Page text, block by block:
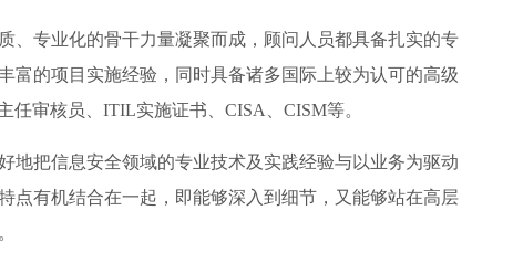
、专业化的骨干力量凝聚而成，顾问人员都具备扎实的专
富的项目实施经验，同时具备诸多国际上较为认可的高级
任审核员、ITIL实施证书、CISA、CISM等。
地把信息安全领域的专业技术及实践经验与以业务为驱动
点有机结合在一起，即能够深入到细节，又能够站在高层